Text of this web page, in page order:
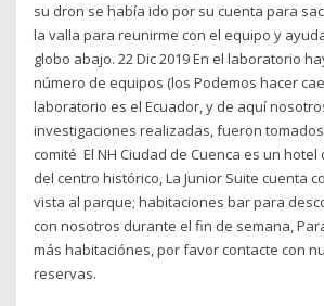
su dron se había ido por su cuenta para
la valla para reunirme con el equipo y
globo abajo. 22 Dic 2019 En el laboratorio
número de equipos (los Podemos hacer
laboratorio es el Ecuador, y de aquí
investigaciones realizadas, fueron
comité El NH Ciudad de Cuenca es un
del centro histórico, La Junior Suite cuenta
vista al parque; habitaciones bar para
con nosotros durante el fin de semana,
más habitaciónes, por favor contacte con
reservas.